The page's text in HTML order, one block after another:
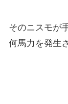
そのニスモが
何馬力を発生